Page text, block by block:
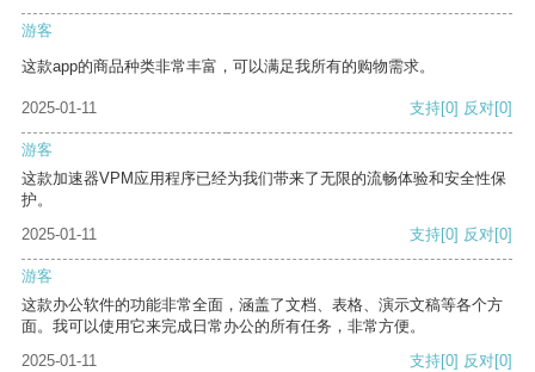
游客
这款app的商品种类非常丰富，可以满足我所有的购物需求。
2025-01-11 支持[0] 反对[0]
游客
这款加速器VPM应用程序已经为我们带来了无限的流畅体验和安全性保
护。
2025-01-11
支持[0] 反对[0]
游客
这款办公软件的功能非常全面，涵盖了文档、表格、演示文稿等各个方
面。我可以使用它来完成日常办公的所有任务，非常方便。
2025-01-11
支持[0] 反对[0]